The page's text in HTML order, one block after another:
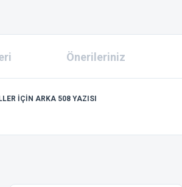
Önerileriniz
İÇİN ARKA 508 YAZISI